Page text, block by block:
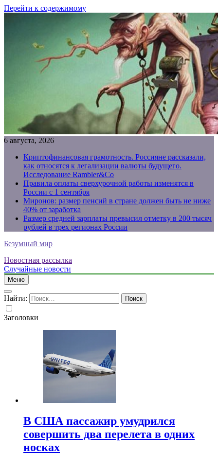
Перейти к содержимому
6 августа, 2026
Криптофинансовая грамотность. Россияне рассказали,
как относятся к легализации валюты будущего.
Исследование Rambler&Co
Правила оплаты сверхурочной работы изменятся в
России с 1 сентября
Миронов: размер пенсий в стране должен быть не ниже
40% от заработка
Размер средней зарплаты превысил отметку в 200 тысяч
рублей в трех регионах России
Безумный мир
Новостная рассылка
Случайные новости
Меню
Найти:
Заголовки
В США пассажир умудрился
совершить два перелета в одних
носках